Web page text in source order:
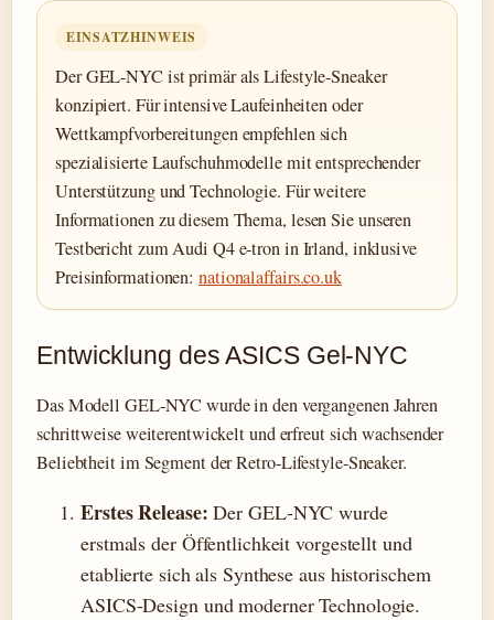
EINSATZHINWEIS
Der GEL-NYC ist primär als Lifestyle-Sneaker
konzipiert. Für intensive Laufeinheiten oder
Wettkampfvorbereitungen empfehlen sich
spezialisierte Laufschuhmodelle mit entsprechender
Unterstützung und Technologie. Für weitere
Informationen zu diesem Thema, lesen Sie unseren
Testbericht zum Audi Q4 e-tron in Irland, inklusive
Preisinformationen:nationalaffairs.co.uk
Entwicklung des ASICS Gel-NYC
Das Modell GEL-NYC wurde in den vergangenen Jahren
schrittweise weiterentwickelt und erfreut sich wachsender
Beliebtheit im Segment der Retro-Lifestyle-Sneaker.
Erstes Release: Der GEL-NYC wurde
erstmals der Öffentlichkeit vorgestellt und
etablierte sich als Synthese aus historischem
ASICS-Design und moderner Technologie.